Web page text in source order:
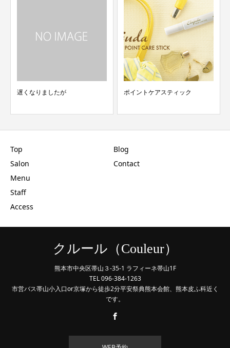
遅くなりましたが ポイントケアスティック
Top
Salon
Menu
Staff
Access
Blog
Contact
クルール（Couleur）
熊本市中央区帯山３-35-1 ラフィーネ帯山1F
TEL 096-384-1263
市営バス帯山小入口or京塚から徒歩2分平安祭典熊本会館、熊本皮ふ科近く
です。